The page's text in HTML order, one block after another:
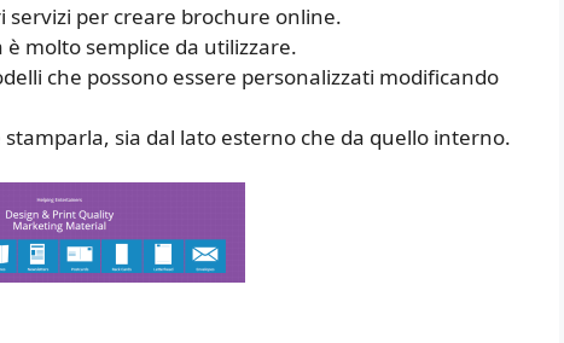
servizi per creare brochure online.
molto semplice da utilizzare.
che possono essere personalizzati modificando
sia dal lato esterno che da quello interno.